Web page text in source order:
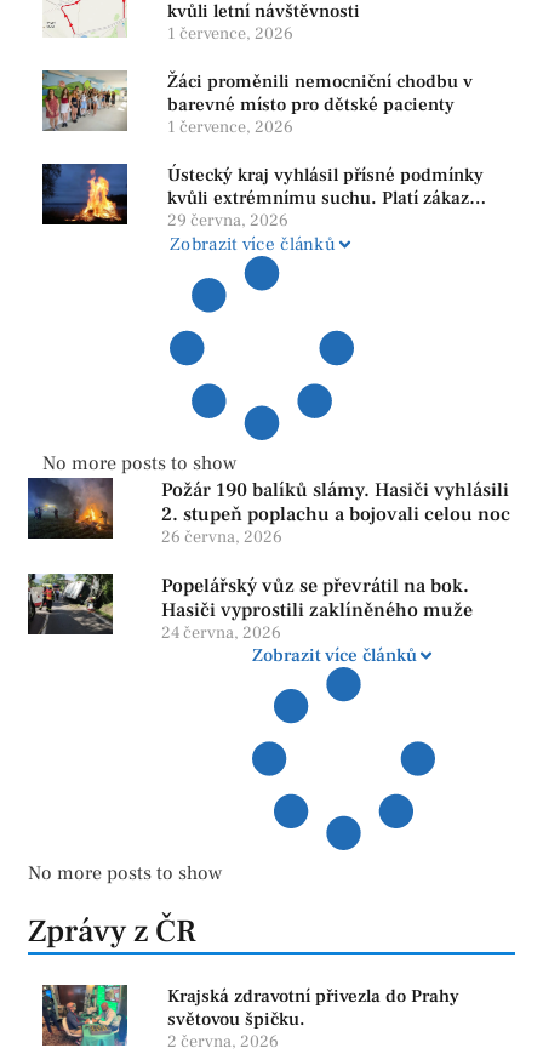
kvůli letní návštěvnosti
1 července, 2026
Žáci proměnili nemocniční chodbu v
barevné místo pro dětské pacienty
1 července, 2026
Ústecký kraj vyhlásil přísné podmínky
kvůli extrémnímu suchu. Platí zákaz
ohňů i pyrotechniky
29 června, 2026
Zobrazit více článků
No more posts to show
Požár 190 balíků slámy. Hasiči vyhlásili
2. stupeň poplachu a bojovali celou noc
26 června, 2026
Popelářský vůz se převrátil na bok.
Hasiči vyprostili zaklíněného muže
24 června, 2026
Zobrazit více článků
No more posts to show
Zprávy z ČR
Krajská zdravotní přivezla do Prahy
světovou špičku.
2 června, 2026